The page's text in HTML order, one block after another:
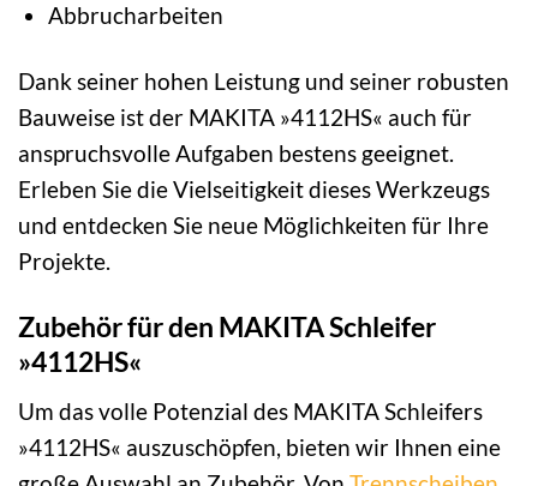
Abbrucharbeiten
Dank seiner hohen Leistung und seiner robusten
Bauweise ist der MAKITA »4112HS« auch für
anspruchsvolle Aufgaben bestens geeignet.
Erleben Sie die Vielseitigkeit dieses Werkzeugs
und entdecken Sie neue Möglichkeiten für Ihre
Projekte.
Zubehör für den MAKITA Schleifer
»4112HS«
Um das volle Potenzial des MAKITA Schleifers
»4112HS« auszuschöpfen, bieten wir Ihnen eine